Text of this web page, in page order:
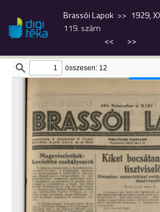
Brassói Lapok 1929,
119. szám
<<
>>